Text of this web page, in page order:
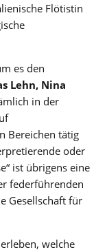
Flötistin
es den
Lehn, Nina
in der
Bereichen tätig
oder
ist übrigens eine
federführenden
Gesellschaft für
welche